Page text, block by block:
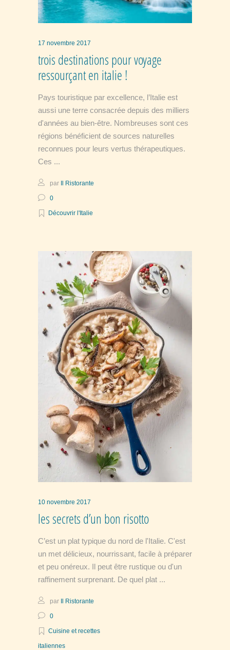
17 novembre 2017
trois destinations pour voyage
ressourçant en italie !
Pays touristique par excellence, l’Italie est
aussi une terre consacrée depuis des milliers
d'années au bien-être. Nombreuses sont ces
régions bénéficient de sources naturelles
reconnues pour leurs vertus thérapeutiques.
Ces
par Il Ristorante
0
Découvrir l'Italie
10 novembre 2017
les secrets d’un bon risotto
C’est un plat typique du nord de l'Italie. C'est
un met délicieux, nourrissant, facile à préparer
et peu onéreux. Il peut être rustique ou d'un
raffinement surprenant. De quel plat
par Il Ristorante
0
Cuisine et recettes
italiennes